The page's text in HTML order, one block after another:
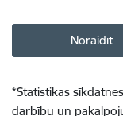
Noraidīt
*Statistikas
darbību un